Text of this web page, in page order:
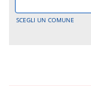
SCEGLI UN COMUNE